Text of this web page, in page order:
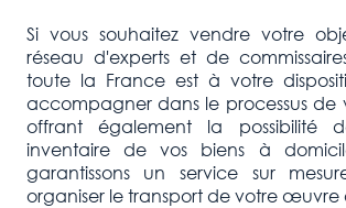
Si vous souhaitez vendre votre
réseau d'experts et de
toute la France est à votre
accompagner dans le processus de
offrant également la possibilité
inventaire de vos biens à
garantissons un service sur
organiser le transport de votre œuvre